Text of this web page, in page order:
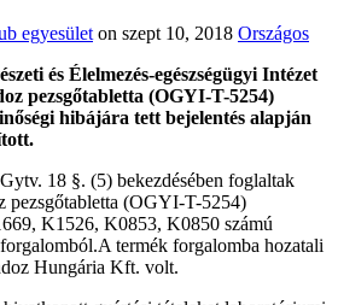
egyesület on szept 10, 2018 Országos
és Élelmezés-egészségügyi Intézet
pezsgőtabletta (OGYI-T-5254)
hibájára tett bejelentés alapján
18 §. (5) bekezdésében foglaltak
pezsgőtabletta (OGYI-T-5254)
K1526, K0853, K0850 számú
termék forgalomba hozatali
Hungária Kft. volt.